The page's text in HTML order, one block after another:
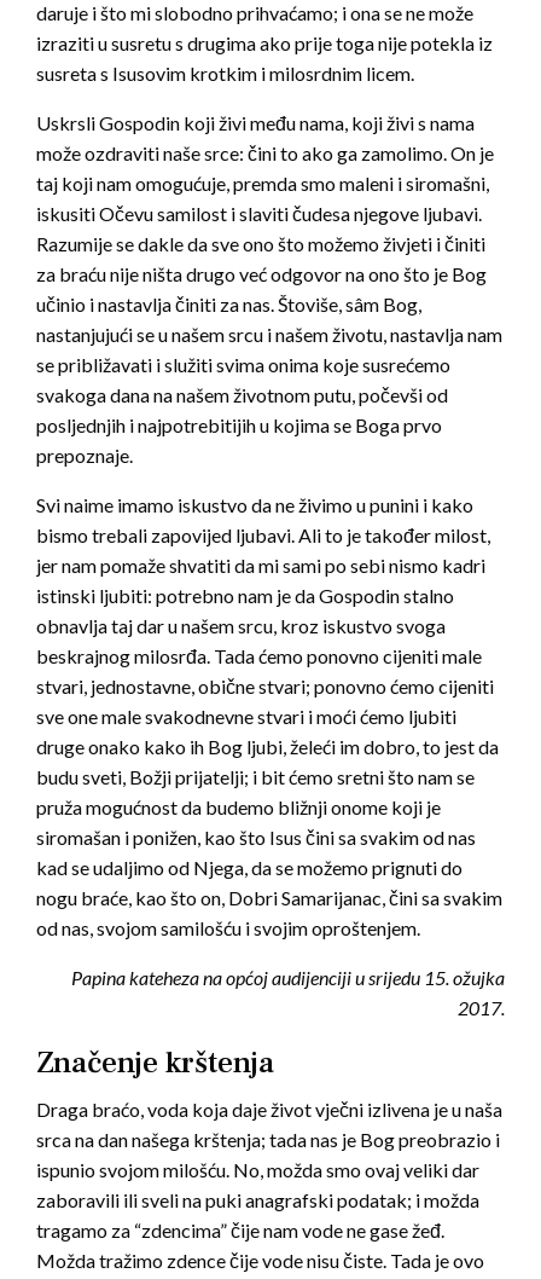
daruje i što mi slobodno prihvaćamo; i ona se ne može
izraziti u susretu s drugima ako prije toga nije potekla iz
susreta s Isusovim krotkim i milosrdnim licem.
Uskrsli Gospodin koji živi među nama, koji živi s nama
može ozdraviti naše srce: čini to ako ga zamolimo. On je
taj koji nam omogućuje, premda smo maleni i siromašni,
iskusiti Očevu samilost i slaviti čudesa njegove ljubavi.
Razumije se dakle da sve ono što možemo živjeti i činiti
za braću nije ništa drugo već odgovor na ono što je Bog
učinio i nastavlja činiti za nas. Štoviše, sâm Bog,
nastanjujući se u našem srcu i našem životu, nastavlja nam
se približavati i služiti svima onima koje susrećemo
svakoga dana na našem životnom putu, počevši od
posljednjih i najpotrebitijih u kojima se Boga prvo
prepoznaje.
Svi naime imamo iskustvo da ne živimo u punini i kako
bismo trebali zapovijed ljubavi. Ali to je također milost,
jer nam pomaže shvatiti da mi sami po sebi nismo kadri
istinski ljubiti: potrebno nam je da Gospodin stalno
obnavlja taj dar u našem srcu, kroz iskustvo svoga
beskrajnog milosrđa. Tada ćemo ponovno cijeniti male
stvari, jednostavne, obične stvari; ponovno ćemo cijeniti
sve one male svakodnevne stvari i moći ćemo ljubiti
druge onako kako ih Bog ljubi, želeći im dobro, to jest da
budu sveti, Božji prijatelji; i bit ćemo sretni što nam se
pruža mogućnost da budemo bližnji onome koji je
siromašan i ponižen, kao što Isus čini sa svakim od nas
kad se udaljimo od Njega, da se možemo prignuti do
nogu braće, kao što on, Dobri Samarijanac, čini sa svakim
od nas, svojom samilošću i svojim oproštenjem.
Papina kateheza na općoj audijenciji u srijedu 15. ožujka
2017.
Značenje krštenja
Draga braćo, voda koja daje život vječni izlivena je u naša
srca na dan našega krštenja; tada nas je Bog preobrazio i
ispunio svojom milošću. No, možda smo ovaj veliki dar
zaboravili ili sveli na puki anagrafski podatak; i možda
tragamo za “zdencima” čije nam vode ne gase žeđ.
Možda tražimo zdence čije vode nisu čiste. Tada je ovo